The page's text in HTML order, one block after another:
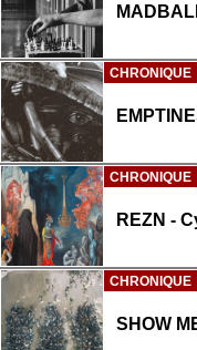
CHRONIQUE
CHRONIQUE
REZN -
CHRONIQUE
SHOW